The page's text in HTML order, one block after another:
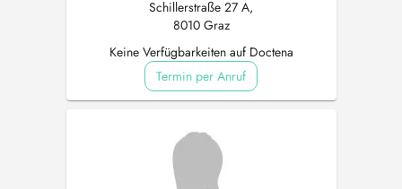
Schillerstraße 27 A,
8010 Graz
Keine Verfügbarkeiten auf Doctena
Termin per Anruf